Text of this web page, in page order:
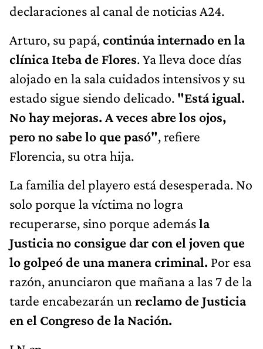
declaraciones al canal de noticias A24.
Arturo, su papá,continúa internado en la
clínica Iteba de Flores. Ya lleva doce días
alojado en la sala cuidados intensivos y su
estado sigue siendo delicado. "Está igual.
No hay mejoras. A veces abre los ojos,
pero no sabe lo que pasó", refiere
Florencia, su otra hija.
La familia del playero está desesperada. No
solo porque la víctima no logra
recuperarse, sino porque ademásla
Justicia no consigue dar con el joven que
lo golpeó de una manera criminal. Por esa
razón, anunciaron que mañana a las 7 de la
tarde encabezarán un reclamo de Justicia
en el Congreso de la Nación.